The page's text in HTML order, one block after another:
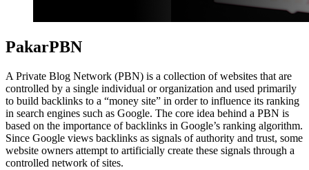
PakarPBN
A Private Blog Network (PBN) is a collection of websites that are
controlled by a single individual or organization and used primarily
to build backlinks to a “money site” in order to influence its ranking
in search engines such as Google. The core idea behind a PBN is
based on the importance of backlinks in Google’s ranking algorithm.
Since Google views backlinks as signals of authority and trust, some
website owners attempt to artificially create these signals through a
controlled network of sites.